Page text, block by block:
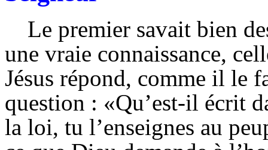
Le premier savait bien
une vraie connaissance,
Jésus répond, comme il le
question : «Qu’est-il écrit
la loi, tu l’enseignes au